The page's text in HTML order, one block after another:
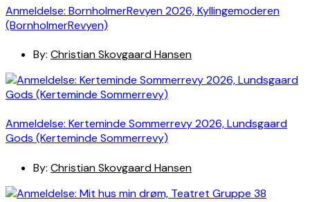
Anmeldelse: BornholmerRevyen 2026, Kyllingemoderen
(BornholmerRevyen)
By: Christian Skovgaard Hansen
Anmeldelse: Kerteminde Sommerrevy 2026, Lundsgaard
Gods (Kerteminde Sommerrevy)
By: Christian Skovgaard Hansen